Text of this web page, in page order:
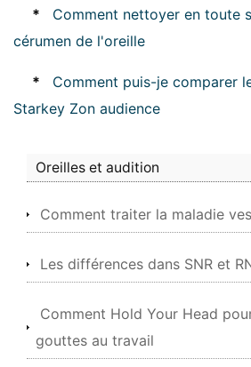
*
Comment nettoyer en toute
cérumen de l'oreille
*
Comment puis-je comparer
Starkey Zon audience
Oreilles et audition
Comment traiter la maladie
Les différences dans SNR et
Comment Hold Your Head
gouttes au travail